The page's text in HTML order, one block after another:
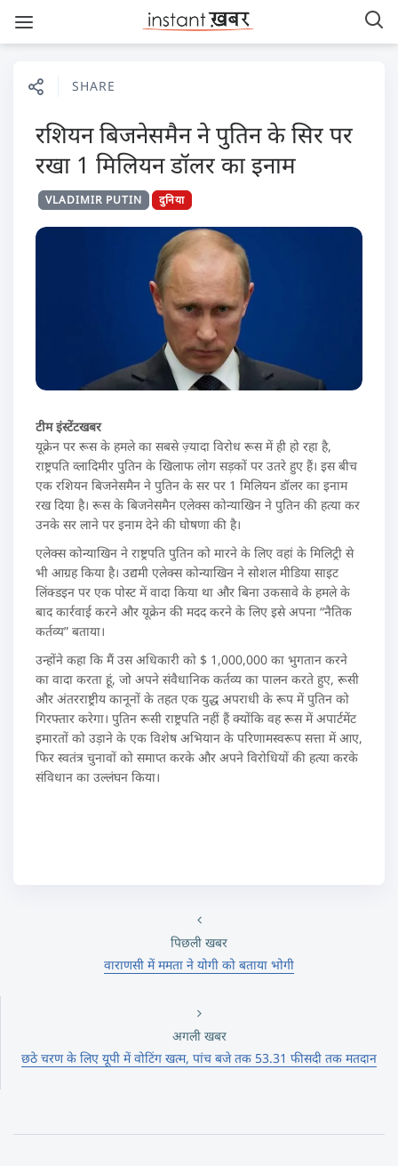
SHARE
रशियन बिजनेसमैन ने पुतिन के सिर पर
रखा 1 मिलियन डॉलर का इनाम
VLADIMIR PUTIN दुनिया
टीम इंस्टेंटखबर
यूक्रेन पर रूस के हमले का सबसे ज़्यादा विरोध रूस में ही हो रहा है,
राष्ट्रपति व्लादिमीर पुतिन के खिलाफ लोग सड़कों पर उतरे हुए हैं। इस बीच
एक रशियन बिजनेसमैन ने पुतिन के सर पर 1 मिलियन डॉलर का इनाम
रख दिया है। रूस के बिजनेसमैन एलेक्स कोन्याखिन ने पुतिन की हत्या कर
उनके सर लाने पर इनाम देने की घोषणा की है।
एलेक्स कोन्याखिन ने राष्ट्रपति पुतिन को मारने के लिए वहां के मिलिट्री से
भी आग्रह किया है। उद्यमी एलेक्स कोन्याखिन ने सोशल मीडिया साइट
लिंक्डइन पर एक पोस्ट में वादा किया था और बिना उकसावे के हमले के
बाद कार्रवाई करने और यूक्रेन की मदद करने के लिए इसे अपना “नैतिक
कर्तव्य” बताया।
उन्होंने कहा कि मैं उस अधिकारी को $ 1,000,000 का भुगतान करने
का वादा करता हूं, जो अपने संवैधानिक कर्तव्य का पालन करते हुए, रूसी
और अंतरराष्ट्रीय कानूनों के तहत एक युद्ध अपराधी के रूप में पुतिन को
गिरफ्तार करेगा। पुतिन रूसी राष्ट्रपति नहीं हैं क्योंकि वह रूस में अपार्टमेंट
इमारतों को उड़ाने के एक विशेष अभियान के परिणामस्वरूप सत्ता में आए,
फिर स्वतंत्र चुनावों को समाप्त करके और अपने विरोधियों की हत्या करके
संविधान का उल्लंघन किया।
पिछली खबर
वाराणसी में ममता ने योगी को बताया भोगी
अगली खबर
छठे चरण के लिए यूपी में वोटिंग खत्म, पांच बजे तक 53.31 फीसदी तक मतदान